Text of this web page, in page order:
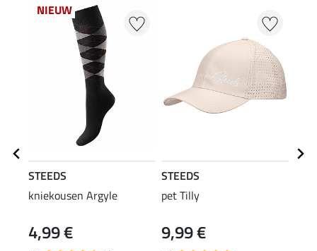
NIEUW
STEEDS
kniekousen Argyle
4,99 €
STEEDS
pet Tilly
9,99 €